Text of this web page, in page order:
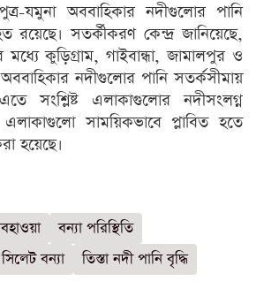
যমুনা অববাহিকার নদীগুলোর পানি
রয়েছে। সতর্কীকরণ কেন্দ্র জানিয়েছে,
কুড়িগ্রাম, গাইবান্ধা, জামালপুর ও
নদীগুলোর পানি সতর্কসীমায়
সংশ্লিষ্ট এলাকাগুলোর নদীসংলগ্ন
সাময়িকভাবে প্লাবিত হতে
হয়েছে।
বন্যা পরিস্থিতি
সিলেট বন্যা তিস্তা নদী পানি বৃদ্ধি